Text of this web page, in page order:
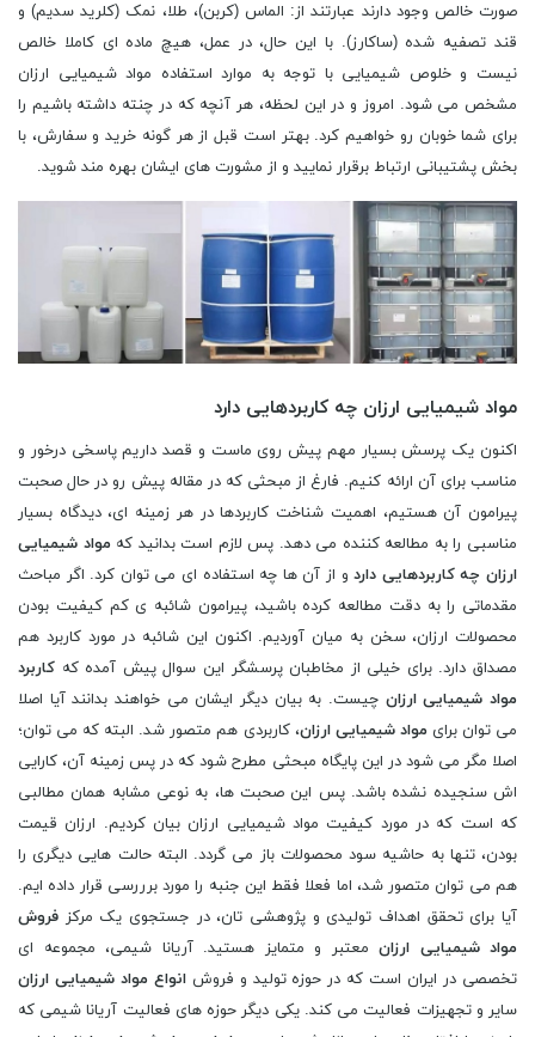
صورت خالص وجود دارند عبارتند از: الماس (کربن)، طلا، نمک (کلرید سدیم) و
قند تصفیه شده (ساکارز). با این حال، در عمل، هیچ ماده ای کاملا خالص
نیست و خلوص شیمیایی با توجه به موارد استفاده مواد شیمیایی ارزان
مشخص می شود. امروز و در این لحظه، هر آنچه که در چنته داشته باشیم را
برای شما خوبان رو خواهیم کرد. بهتر است قبل از هر گونه خرید و سفارش، با
بخش پشتیبانی ارتباط برقرار نمایید و از مشورت های ایشان بهره مند شوید.
مواد شیمیایی ارزان چه کاربردهایی دارد
اکنون یک پرسش بسیار مهم پیش روی ماست و قصد داریم پاسخی درخور و
مناسب برای آن ارائه کنیم. فارغ از مبحثی که در مقاله پیش رو در حال صحبت
پیرامون آن هستیم، اهمیت شناخت کاربردها در هر زمینه ای، دیدگاه بسیار
مناسبی را به مطالعه کننده می دهد. پس لازم است بدانید که مواد شیمیایی
ارزان چه کاربردهایی داردو از آن ها چه استفاده ای می توان کرد. اگر مباحث
مقدماتی را به دقت مطالعه کرده باشید، پیرامون شائبه ی کم کیفیت بودن
محصولات ارزان، سخن به میان آوردیم. اکنون این شائبه در مورد کاربرد هم
مصداق دارد. برای خیلی از مخاطبان پرسشگر این سوال پیش آمده که کاربرد
مواد شیمیایی ارزان چیست. به بیان دیگر ایشان می خواهند بدانند آیا اصلا
می توان برای مواد شیمیایی ارزان، کاربردی هم متصور شد. البته که می توان؛
اصلا مگر می شود در این پایگاه مبحثی مطرح شود که در پس زمینه آن، کارایی
اش سنجیده نشده باشد. پس این صحبت ها، به نوعی مشابه همان مطالبی
که است که در مورد کیفیت مواد شیمیایی ارزان بیان کردیم. ارزان قیمت
بودن، تنها به حاشیه سود محصولات باز می گردد. البته حالت هایی دیگری را
هم می توان متصور شد، اما فعلا فقط این جنبه را مورد برررسی قرار داده ایم.
آیا برای تحقق اهداف تولیدی و پژوهشی ‌تان، در جستجوی یک مرکز فروش
مواد شیمیایی ارزان معتبر و متمایز هستید. آریانا شیمی، مجموعه ‌ای
تخصصی در ایران است که در حوزه تولید و فروشانواع مواد شیمیایی ارزان
سایر و تجهیزات فعالیت می ‌کند. یکی دیگر حوزه‌ های فعالیت آریانا شیمی که